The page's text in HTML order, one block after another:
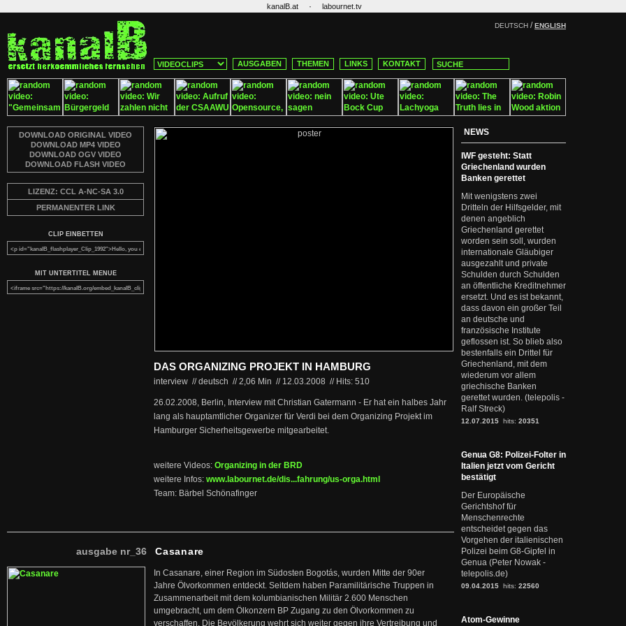
kanalB.at · labournet.tv
DEUTSCH /ENGLISH
AUSGABEN THEMEN LINKS KONTAKT
DOWNLOAD ORIGINAL VIDEO
DOWNLOAD MP4 VIDEO
DOWNLOAD OGV VIDEO
DOWNLOAD FLASH VIDEO
LIZENZ: CCL A-NC-SA 3.0
PERMANENTER LINK
CLIP EINBETTEN
MIT UNTERTITEL MENUE
DAS ORGANIZING PROJEKT IN HAMBURG
interview // deutsch //2,06 Min // 12.03.2008 // Hits: 510
26.02.2008, Berlin, Interview mit Christian Gatermann - Er hat ein halbes Jahr
lang als hauptamtlicher Organizer für Verdi bei dem Organizing Projekt im
Hamburger Sicherheitsgewerbe mitgearbeitet.
weitere Videos: Organizing in der BRD
weitere Infos: www.labournet.de/dis...fahrung/us-orga.html
Team: Bärbel Schönafinger
ausgabe nr_36 Casanare
In Casanare, einer Region im Südosten Bogotás, wurden Mitte der 90er
Jahre Ölvorkommen entdeckt. Seitdem haben Paramilitärische Truppen in
Zusammenarbeit mit dem kolumbianischen Militär 2.600 Menschen
umgebracht, um dem Ölkonzern BP Zugang zu den Ölvorkommen zu
verschaffen. Die Bevölkerung wehrt sich weiter gegen ihre Vertreibung und
NEWS
IWF gesteht: Statt
Griechenland wurden
Banken gerettet
Mit wenigstens zwei
Dritteln der Hilfsgelder, mit
denen angeblich
Griechenland gerettet
worden sein soll, wurden
internationale Gläubiger
ausgezahlt und private
Schulden durch Schulden
an öffentliche Kreditnehmer
ersetzt. Und es ist bekannt,
dass davon ein großer Teil
an deutsche und
französische Institute
geflossen ist. So blieb also
bestenfalls ein Drittel für
Griechenland, mit dem
wiederum vor allem
griechische Banken
gerettet wurden. (telepolis -
Ralf Streck)
12.07.2015 hits: 20351
Genua G8: Polizei-Folter in
Italien jetzt vom Gericht
bestätigt
Der Europäische
Gerichtshof für
Menschenrechte
entscheidet gegen das
Vorgehen der italienischen
Polizei beim G8-Gipfel in
Genua (Peter Nowak -
telepolis.de)
09.04.2015 hits: 22560
Atom-Gewinne